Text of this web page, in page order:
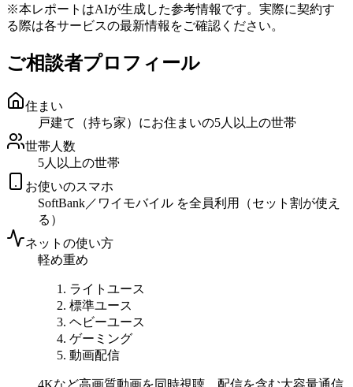
※本レポートはAIが生成した参考情報です。実際に契約す
る際は各サービスの最新情報をご確認ください。
ご相談者プロフィール
住まい
戸建て（持ち家）にお住まいの5人以上の世帯
世帯人数
5人以上の世帯
お使いのスマホ
SoftBank／ワイモバイル を全員利用（セット割が使え
る）
ネットの使い方
軽め重め
ライトユース
標準ユース
ヘビーユース
ゲーミング
動画配信